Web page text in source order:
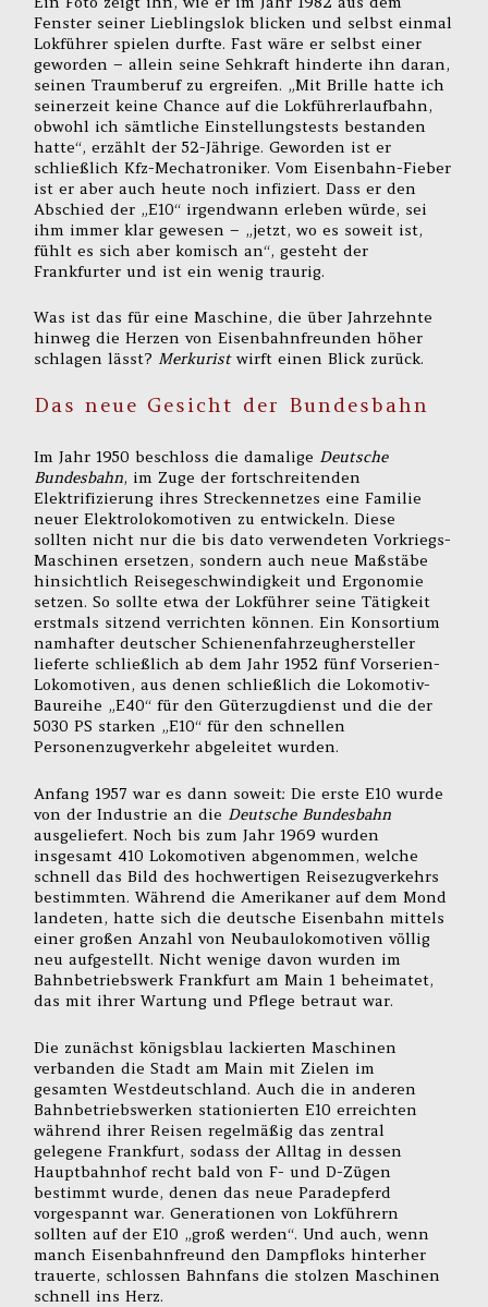
Fenster seiner Lieblingslok blicken und selbst einmal
Lokführer spielen durfte. Fast wäre er selbst einer
geworden – allein seine Sehkraft hinderte ihn daran,
seinen Traumberuf zu ergreifen. „Mit Brille hatte ich
seinerzeit keine Chance auf die Lokführerlaufbahn,
obwohl ich sämtliche Einstellungstests bestanden
hatte“, erzählt der 52-Jährige. Geworden ist er
schließlich Kfz-Mechatroniker. Vom Eisenbahn-Fieber
ist er aber auch heute noch infiziert. Dass er den
Abschied der „E10“ irgendwann erleben würde, sei
ihm immer klar gewesen – „jetzt, wo es soweit ist,
fühlt es sich aber komisch an“, gesteht der
Frankfurter und ist ein wenig traurig.
Was ist das für eine Maschine, die über Jahrzehnte
hinweg die Herzen von Eisenbahnfreunden höher
schlagen lässt? Merkuristwirft einen Blick zurück.
Das neue Gesicht der Bundesbahn
Im Jahr 1950 beschloss die damalige Deutsche
Bundesbahn, im Zuge der fortschreitenden
Elektrifizierung ihres Streckennetzes eine Familie
neuer Elektrolokomotiven zu entwickeln. Diese
sollten nicht nur die bis dato verwendeten Vorkriegs-
Maschinen ersetzen, sondern auch neue Maßstäbe
hinsichtlich Reisegeschwindigkeit und Ergonomie
setzen. So sollte etwa der Lokführer seine Tätigkeit
erstmals sitzend verrichten können. Ein Konsortium
namhafter deutscher Schienenfahrzeughersteller
lieferte schließlich ab dem Jahr 1952 fünf Vorserien-
Lokomotiven, aus denen schließlich die Lokomotiv-
Baureihe „E40“ für den Güterzugdienst und die der
5030 PS starken „E10“ für den schnellen
Personenzugverkehr abgeleitet wurden.
Anfang 1957 war es dann soweit: Die erste E10 wurde
von der Industrie an die Deutsche Bundesbahn
ausgeliefert. Noch bis zum Jahr 1969 wurden
insgesamt 410 Lokomotiven abgenommen, welche
schnell das Bild des hochwertigen Reisezugverkehrs
bestimmten. Während die Amerikaner auf dem Mond
landeten, hatte sich die deutsche Eisenbahn mittels
einer großen Anzahl von Neubaulokomotiven völlig
neu aufgestellt. Nicht wenige davon wurden im
Bahnbetriebswerk Frankfurt am Main 1 beheimatet,
das mit ihrer Wartung und Pflege betraut war.
Die zunächst königsblau lackierten Maschinen
verbanden die Stadt am Main mit Zielen im
gesamten Westdeutschland. Auch die in anderen
Bahnbetriebswerken stationierten E10 erreichten
während ihrer Reisen regelmäßig das zentral
gelegene Frankfurt, sodass der Alltag in dessen
Hauptbahnhof recht bald von F- und D-Zügen
bestimmt wurde, denen das neue Paradepferd
vorgespannt war. Generationen von Lokführern
sollten auf der E10 „groß werden“. Und auch, wenn
manch Eisenbahnfreund den Dampfloks hinterher
trauerte, schlossen Bahnfans die stolzen Maschinen
schnell ins Herz.